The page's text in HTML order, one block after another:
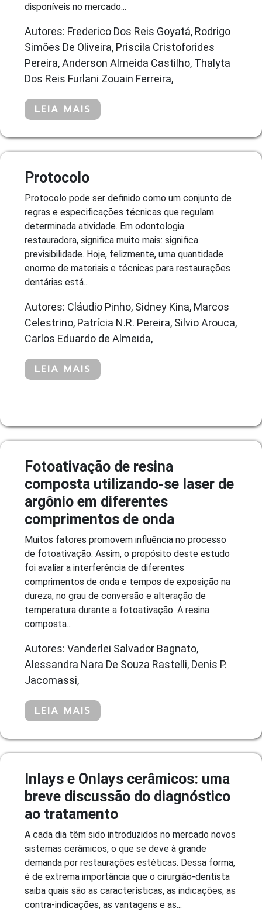
disponíveis no mercado...
Autores: Frederico Dos Reis Goyatá, Rodrigo
Simões De Oliveira, Priscila Cristoforides
Pereira, Anderson Almeida Castilho, Thalyta
Dos Reis Furlani Zouain Ferreira,
LEIA MAIS
Protocolo
Protocolo pode ser definido como um conjunto de
regras e especificações técnicas que regulam
determinada atividade. Em odontologia
restauradora, significa muito mais: significa
previsibilidade. Hoje, felizmente, uma quantidade
enorme de materiais e técnicas para restaurações
dentárias está...
Autores: Cláudio Pinho, Sidney Kina, Marcos
Celestrino, Patrícia N.R. Pereira, Silvio Arouca,
Carlos Eduardo de Almeida,
LEIA MAIS
Fotoativação de resina
composta utilizando-se laser de
argônio em diferentes
comprimentos de onda
Muitos fatores promovem influência no processo
de fotoativação. Assim, o propósito deste estudo
foi avaliar a interferência de diferentes
comprimentos de onda e tempos de exposição na
dureza, no grau de conversão e alteração de
temperatura durante a fotoativação. A resina
composta...
Autores: Vanderlei Salvador Bagnato,
Alessandra Nara De Souza Rastelli, Denis P.
Jacomassi,
LEIA MAIS
Inlays e Onlays cerâmicos: uma
breve discussão do diagnóstico
ao tratamento
A cada dia têm sido introduzidos no mercado novos
sistemas cerâmicos, o que se deve à grande
demanda por restaurações estéticas. Dessa forma,
é de extrema importância que o cirurgião-dentista
saiba quais são as características, as indicações, as
contra-indicações, as vantagens e as...